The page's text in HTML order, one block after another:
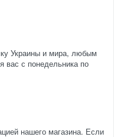
Украины и мира, любым
вас с понедельника по
нашего магазина. Если